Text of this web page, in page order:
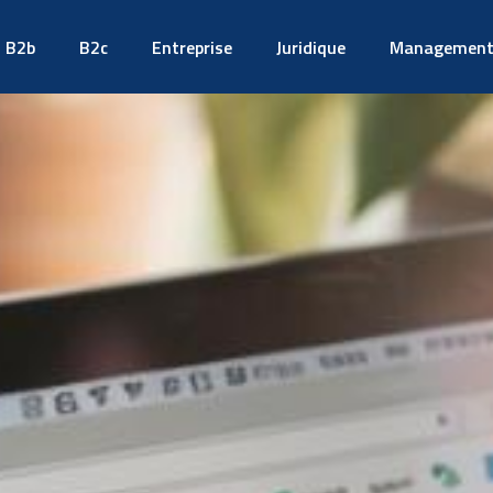
B2b B2c Entreprise Juridique